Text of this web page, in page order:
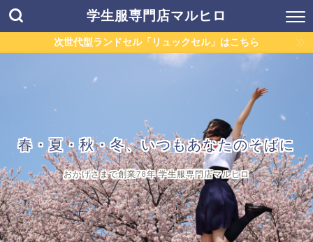
学生服専門店マルヒロ
次世代型ランドセル「リュックセル」はこちら
春・夏・秋・冬、いつもあなたのそばに
おかげさまで創業78年 学生服専門店マルヒロ